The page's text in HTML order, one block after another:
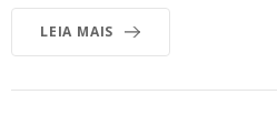
LEIA MAIS